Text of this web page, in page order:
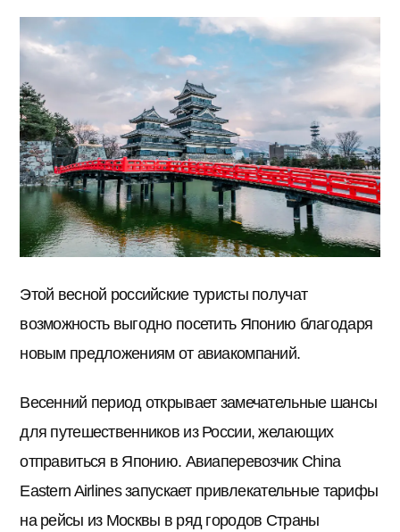
Этой весной российские туристы получат
возможность выгодно посетить Японию благодаря
новым предложениям от авиакомпаний.
Весенний период открывает замечательные шансы
для путешественников из России, желающих
отправиться в Японию. Авиаперевозчик China
Eastern Airlines запускает привлекательные тарифы
на рейсы из Москвы в ряд городов Страны